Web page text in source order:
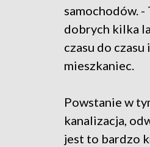
samochodów. -
dobrych kilka
czasu do
mieszkaniec.
Powstanie w
kanalizacja,
jest to bardzo